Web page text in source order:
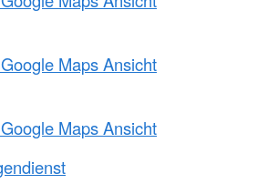
Maps Ansicht
Maps Ansicht